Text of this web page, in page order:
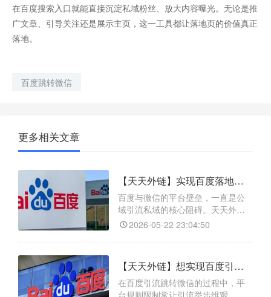
在百度搜索入口就能直接沉淀私域粉丝、放大内容曝光。无论是推
广文章、引导关注还是展示主页，这一工具都让落地页的价值真正
落地。
百度跳转微信
更多相关文章
【天天外链】实现百度落地页一键跳转微信技巧
百度与微信的平台壁垒，一直是公
域引流私域的核心阻碍。天天外链
作为专业跨平台跳转工具，凭借核
态，支持从百度落地页直接跳转个
程序；智能活码切换，可批量上传
二维码并设置轮播切换，避免单码
限流失效；稳定防拦截，采用合规
2026-05-22 23:04:50
【天天外链】想实现百度引流跳转微信，天天外链能解决哪些难题？
在百度引流跳转微信的过程中，平